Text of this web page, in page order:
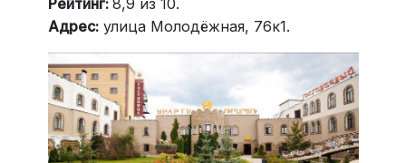
Адрес:улица Молодёжная, 76к1.